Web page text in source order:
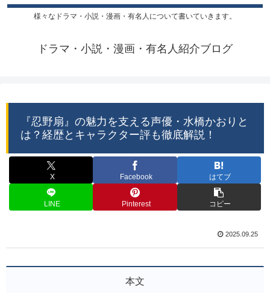
様々なドラマ・小説・漫画・有名人について書いていきます。
ドラマ・小説・漫画・有名人紹介ブログ
『忍野扇』の魅力を支える声優・水橋かおりと
は？経歴とキャラクター評も徹底解説！
X Facebook はてブ
LINE Pinterest コピー
2025.09.25
本文